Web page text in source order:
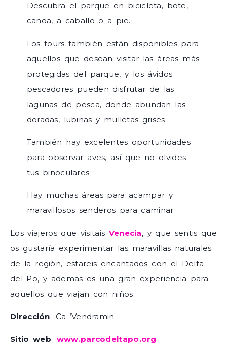
Descubra el parque en bicicleta, bote,
canoa, a caballo o a pie.
Los tours también están disponibles para
aquellos que desean visitar las áreas más
protegidas del parque, y los ávidos
pescadores pueden disfrutar de las
lagunas de pesca, donde abundan las
doradas, lubinas y mulletas grises.
También hay excelentes oportunidades
para observar aves, así que no olvides
tus binoculares.
Hay muchas áreas para acampar y
maravillosos senderos para caminar.
Los viajeros que visitais Venecia, y que sentis que
os gustaría experimentar las maravillas naturales
de la región, estareis encantados con el Delta
del Po, y ademas es una gran experiencia para
aquellos que viajan con niños.
Dirección: Ca ‘Vendramin
Sitio web: www.parcodeltapo.org